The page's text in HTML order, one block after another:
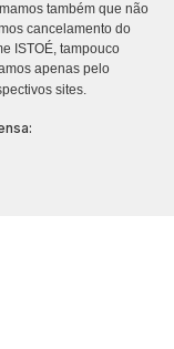
também que não
cancelamento do
ISTOÉ, tampouco
apenas pelo
sites.